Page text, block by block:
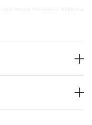
Your Organic Nature
Deze
als de
cracker of natuurlijk
voor door de yoghurt